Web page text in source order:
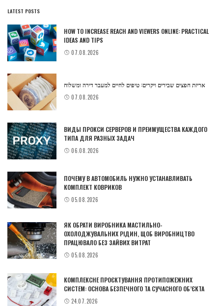
LATEST POSTS
HOW TO INCREASE REACH AND VIEWERS ONLINE: PRACTICAL
IDEAS AND TIPS
07.08.2026
אריזת חפצים שבירים ויקרים: טיפים לחיים למעבר דירה ומשלוח
07.08.2026
ВИДЫ ПРОКСИ СЕРВЕРОВ И ПРЕИМУЩЕСТВА КАЖДОГО
ТИПА ДЛЯ РАЗНЫХ ЗАДАЧ
06.08.2026
ПОЧЕМУ В АВТОМОБИЛЬ НУЖНО УСТАНАВЛИВАТЬ
КОМПЛЕКТ КОВРИКОВ
05.08.2026
ЯК ОБРАТИ ВИРОБНИКА МАСТИЛЬНО-
ОХОЛОДЖУВАЛЬНИХ РІДИН, ЩОБ ВИРОБНИЦТВО
ПРАЦЮВАЛО БЕЗ ЗАЙВИХ ВИТРАТ
05.08.2026
КОМПЛЕКСНЕ ПРОЄКТУВАННЯ ПРОТИПОЖЕЖНИХ
СИСТЕМ: ОСНОВА БЕЗПЕЧНОГО ТА СУЧАСНОГО ОБ’ЄКТА
24.07.2026